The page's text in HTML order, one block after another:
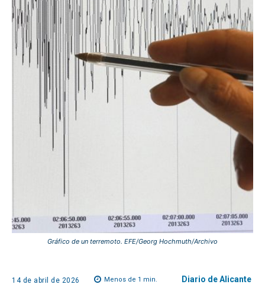
Gráfico de un terremoto. EFE/Georg Hochmuth/Archivo
14 de abril de 2026 Menos de 1 min. Diario de Alicante